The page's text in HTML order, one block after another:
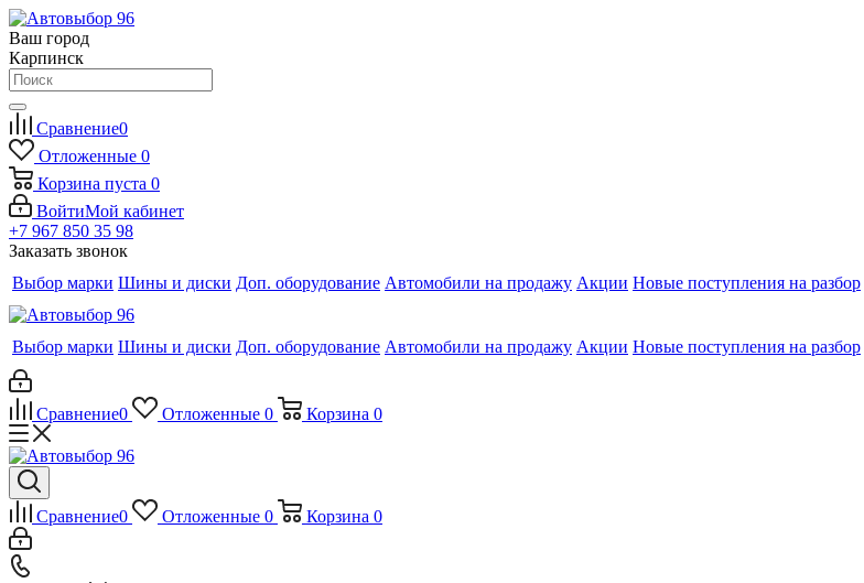
Ваш город
Карпинск
Сравнение0
Отложенные 0
Корзина пуста 0
ВойтиМой кабинет
+7 967 850 35 98
Заказать звонок
Выбор марки Шины и диски Доп. оборудование Автомобили на продажу Акции Новые поступления на разбор
Выбор марки Шины и диски Доп. оборудование Автомобили на продажу Акции Новые поступления на разбор
Сравнение0 Отложенные 0 Корзина 0
Сравнение0 Отложенные 0 Корзина 0